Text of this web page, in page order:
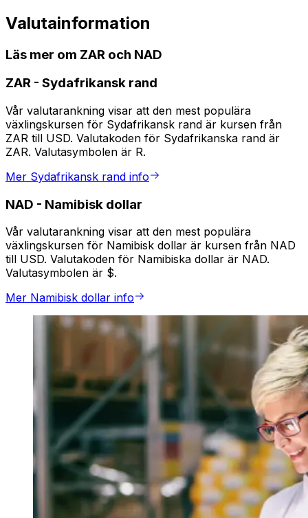
Valutainformation
Läs mer om ZAR och NAD
ZAR - Sydafrikansk rand
Vår valutarankning visar att den mest populära
växlingskursen för Sydafrikansk rand är kursen från
ZAR till USD. Valutakoden för Sydafrikanska rand är
ZAR. Valutasymbolen är R.
Mer Sydafrikansk rand info
NAD - Namibisk dollar
Vår valutarankning visar att den mest populära
växlingskursen för Namibisk dollar är kursen från NAD
till USD. Valutakoden för Namibiska dollar är NAD.
Valutasymbolen är $.
Mer Namibisk dollar info